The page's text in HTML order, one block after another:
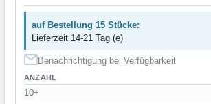
auf Bestellung 15 Stücke:
Lieferzeit 14-21 Tag (e)
Benachrichtigung bei Verfügbarkeit
ANZAHL
10+